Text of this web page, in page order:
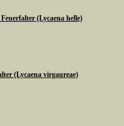
(Lycaena helle)
(Lycaena virgaureae)